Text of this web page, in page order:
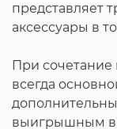
представляет
аксессуары в
При
всегда
выигрышным в